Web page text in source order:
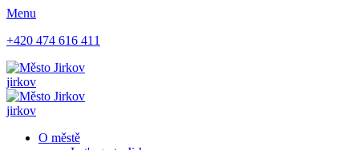
Menu
+420 474 616 411
jirkov
jirkov
O městě